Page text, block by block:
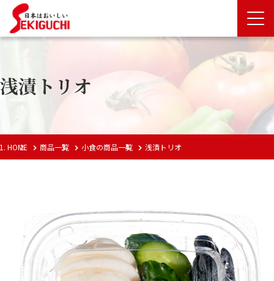
浅漬トリオ
HOME 商品一覧 小食の商品一覧 浅漬トリオ